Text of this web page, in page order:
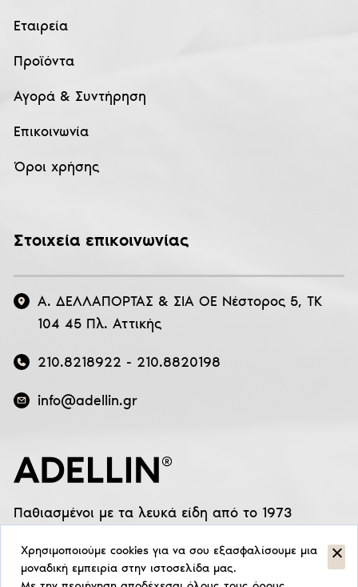
Παθιασμένοι με τα λευκά είδη από το 1973
Εταιρεία
Προϊόντα
Αγορά & Συντήρηση
Επικοινωνία
Όροι χρήσης
Στοιχεία επικοινωνίας
Α. ΔΕΛΛΑΠΟΡΤΑΣ & ΣΙΑ ΟΕ Νέστορος 5, ΤΚ
104 45 Πλ. Αττικής
210.8218922 - 210.8820198
info@adellin.gr
Χρησιμοποιούμε cookies για να σου εξασφαλίσουμε μια
μοναδική εμπειρία στην ιστοσελίδα μας.